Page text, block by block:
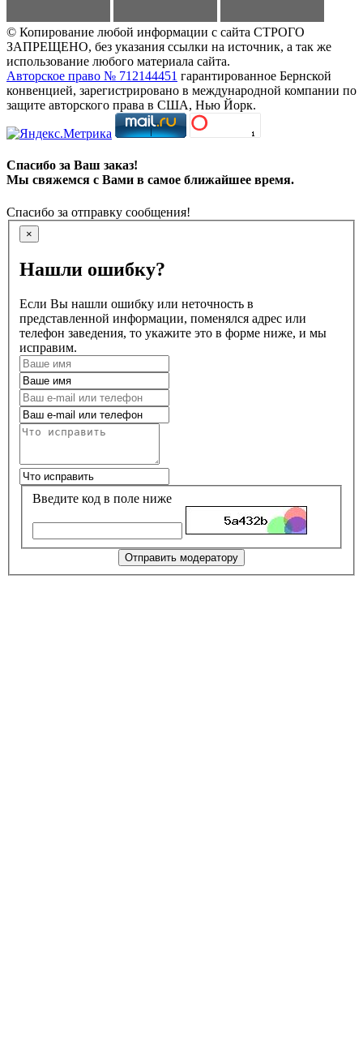
© Копирование любой информации с сайта СТРОГО
ЗАПРЕЩЕНО, без указания ссылки на источник, а так же
использование любого материала сайта.
Авторское право № 712144451 гарантированное Бернской
конвенцией, зарегистрировано в международной компании по
защите авторского права в США, Нью Йорк.
Спасибо за Ваш заказ!
Мы свяжемся с Вами в самое ближайшее время.
Спасибо за отправку сообщения!
×
Нашли ошибку?
Если Вы нашли ошибку или неточность в
представленной информации, поменялся адрес или
телефон заведения, то укажите это в форме ниже, и мы
исправим.
Введите код в поле ниже
Отправить модератору